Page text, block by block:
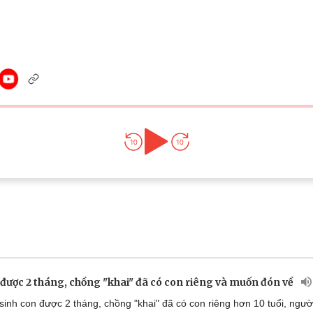
Văn hóa
Văn học
Thời trang
2 tháng, chồng "khai" đã có con riêng và muốn đón về
con được 2 tháng, chồng "khai" đã có con riêng hơn 10 tuổi,